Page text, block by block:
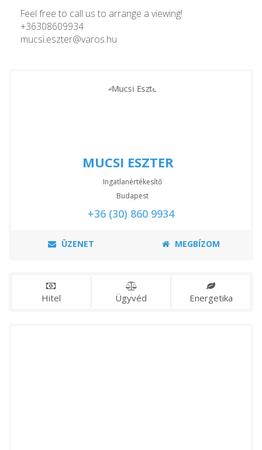
Feel free to call us to arrange a viewing!
+36308609934
mucsi.eszter@varos.hu
MUCSI ESZTER
Ingatlanértékesítő
Budapest
+36 (30) 860 9934
ÜZENET MEGBÍZOM
Hitel Ügyvéd Energetika